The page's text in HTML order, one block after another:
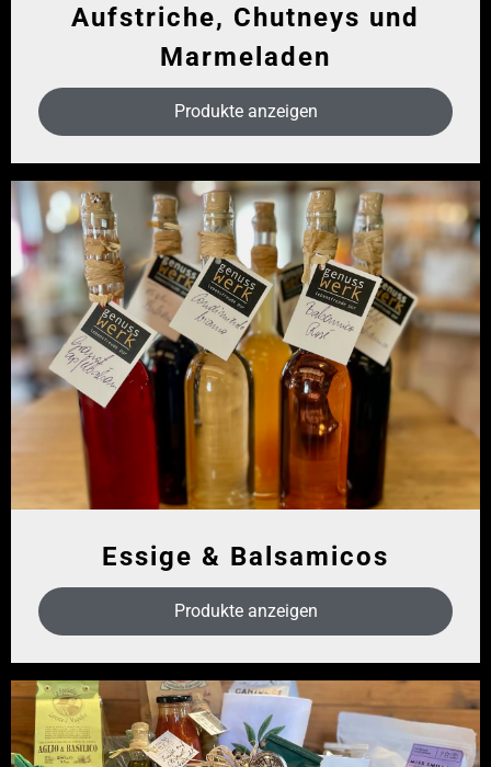
Aufstriche, Chutneys und
Marmeladen
Produkte anzeigen
Essige & Balsamicos
Produkte anzeigen